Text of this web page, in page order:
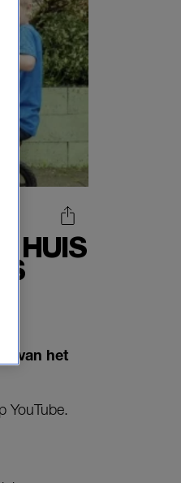
HUIS
van het
YouTube.